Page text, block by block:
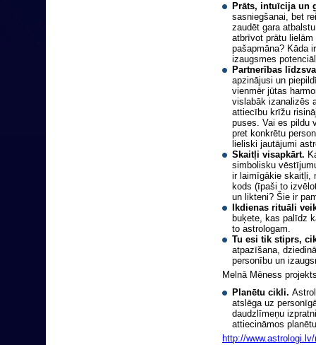
Prāts, intuīcija un
sasniegšanai, bet
zaudēt gara
atbrīvot prātu
pašapmāna? Kāda
izaugsmes
Partnerības
apzinājusi un
vienmēr jūtas
vislabāk izanalizēs
attiecību krīžu
puses. Vai es pildu
pret konkrētu
lieliski jautājumi
Skaitļi visapkārt.
simbolisku
ir laimīgākie skaitļi,
kods (īpaši to
un likteni? Šie ir
Ikdienas rituāli
buķete, kas palīdz
to astrologam.
Tu esi tik stiprs,
atpazīšana,
personību un
Melnā Mēness
Planētu cikli.
atslēga uz
daudzlīmeņu
attiecināmos
http://